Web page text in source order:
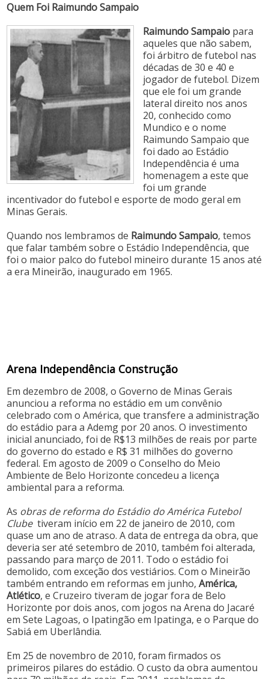
Quem Foi Raimundo Sampaio
Raimundo Sampaio para
aqueles que não sabem,
foi árbitro de futebol nas
décadas de 30 e 40 e
jogador de futebol. Dizem
que ele foi um grande
lateral direito nos anos
20, conhecido como
Mundico e o nome
Raimundo Sampaio que
foi dado ao Estádio
Independência é uma
homenagem a este que
foi um grande
incentivador do futebol e esporte de modo geral em
Minas Gerais.
Quando nos lembramos de Raimundo Sampaio, temos
que falar também sobre o Estádio Independência, que
foi o maior palco do futebol mineiro durante 15 anos até
a era Mineirão, inaugurado em 1965.
Arena Independência Construção
Em dezembro de 2008, o Governo de Minas Gerais
anunciou a reforma no estádio em um convênio
celebrado com o América, que transfere a administração
do estádio para a Ademg por 20 anos. O investimento
inicial anunciado, foi de R$13 milhões de reais por parte
do governo do estado e R$ 31 milhões do governo
federal. Em agosto de 2009 o Conselho do Meio
Ambiente de Belo Horizonte concedeu a licença
ambiental para a reforma.
As obras de reforma do Estádio do América Futebol
Clube tiveram início em 22 de janeiro de 2010, com
quase um ano de atraso. A data de entrega da obra, que
deveria ser até setembro de 2010, também foi alterada,
passando para março de 2011. Todo o estádio foi
demolido, com exceção dos vestiários. Com o Mineirão
também entrando em reformas em junho,América,
Atlético, e Cruzeiro tiveram de jogar fora de Belo
Horizonte por dois anos, com jogos na Arena do Jacaré
em Sete Lagoas, o Ipatingão em Ipatinga, e o Parque do
Sabiá em Uberlândia.
Em 25 de novembro de 2010, foram firmados os
primeiros pilares do estádio. O custo da obra aumentou